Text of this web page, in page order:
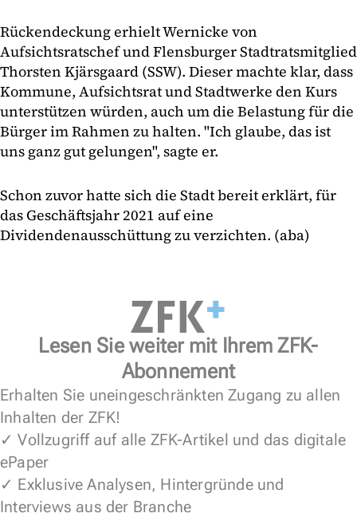
Rückendeckung erhielt Wernicke von
Aufsichtsratschef und Flensburger Stadtratsmitglied
Thorsten Kjärsgaard (SSW). Dieser machte klar, dass
Kommune, Aufsichtsrat und Stadtwerke den Kurs
unterstützen würden, auch um die Belastung für die
Bürger im Rahmen zu halten. "Ich glaube, das ist
uns ganz gut gelungen", sagte er.
Schon zuvor hatte sich die Stadt bereit erklärt, für
das Geschäftsjahr 2021 auf eine
Dividendenausschüttung zu verzichten. (aba)
Lesen Sie weiter mit Ihrem ZFK-
Abonnement
Erhalten Sie uneingeschränkten Zugang zu allen
Inhalten der ZFK!
✓ Vollzugriff auf alle ZFK-Artikel und das digitale
ePaper
✓ Exklusive Analysen, Hintergründe und
Interviews aus der Branche